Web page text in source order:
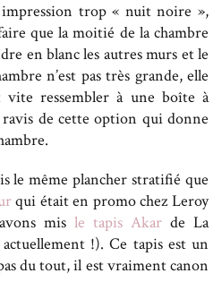
trop « nuit noire »,
que la moitié de la chambre
en blanc les autres murs et le
n’est pas très grande, elle
vite ressembler à une boîte à
ravis de cette option qui donne
le même plancher stratifié que
qui était en promo chez Leroy
mis le tapis Akar de La
!). Ce tapis est un
du tout, il est vraiment canon